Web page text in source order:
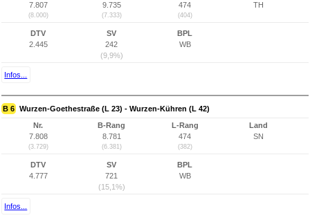
7.807
(8.000)
9.735
(7.333)
474
(404)
TH
DTV
2.445
SV
242
(9,9%)
BPL
WB
Infos...
B 6 Wurzen-Goethestraße (L 23) - Wurzen-Kühren (L 42)
Nr.
7.808
(3.729)
B-Rang
8.781
(6.381)
L-Rang
474
(382)
Land
SN
DTV
4.777
SV
721
(15,1%)
BPL
WB
Infos...